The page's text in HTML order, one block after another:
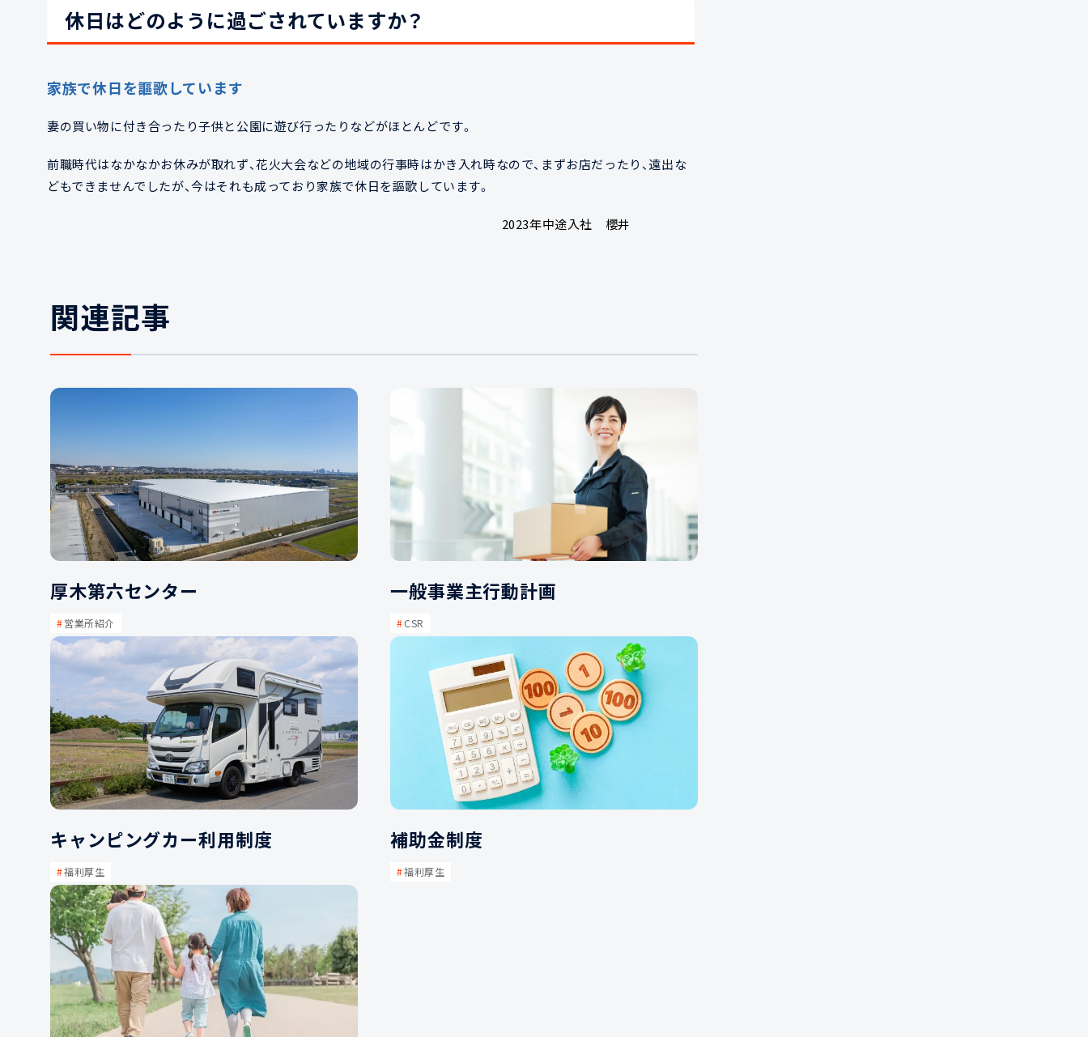
休日はどのように過ごされていますか？
家族で休日を謳歌しています
妻の買い物に付き合ったり子供と公園に遊び行ったりなどがほとんどです。
前職時代はなかなかお休みが取れず、花火大会などの地域の行事時はかき入れ時なので、まずお店だったり、遠出な
どもできませんでしたが、今はそれも成っており家族で休日を謳歌しています。
2023年中途入社 櫻井
関連記事
厚木第六センター
営業所紹介
一般事業主行動計画
CSR
キャンピングカー利用制度
福利厚生
補助金制度
福利厚生